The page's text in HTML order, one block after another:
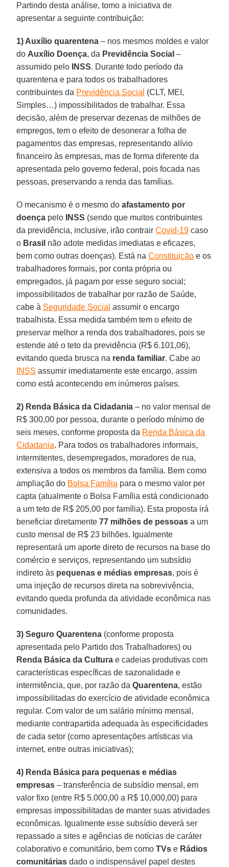
Partindo desta análise, tomo a iniciativa de
apresentar a seguinte contribuição:
1) Auxílio quarentena – nos mesmos moldes e valor
do Auxílio Doença, da Previdência Social –
assumido pelo
INSS. Durante todo período da
quarentena e para todos os trabalhadores
contribuintes da Previdência Social (CLT, MEI,
Simples…) impossibilitados de trabalhar. Essa
decisão, além de preservar dezenas de milhões de
empregos, tem o efeito de desonerar a folha de
pagamentos das empresas, representando alívio
financeiro às empresas, mas de forma diferente da
apresentada pelo governo federal, pois focada nas
pessoas, preservando a renda das famílias.
O mecanismo é o mesmo doafastamento por
doença pelo INSS (sendo que muitos contribuintes
da previdência, inclusive, irão contrairCovid-19 caso
o Brasil não adote medidas imediatas e eficazes,
bem como outras doenças). Está naConstituição e os
trabalhadores formais, por conta própria ou
empregados, já pagam por esse seguro social;
impossibilitados de trabalhar por razão de Saúde,
cabe à Seguridade Social assumir o encargo
trabalhista. Essa medida também tem o efeito de
preservar melhor a renda dos trabalhadores, pois se
estende até o teto da previdência (R$ 6.101,06),
evitando queda brusca na renda familiar. Cabe ao
INSS assumir imediatamente este encargo, assim
como está acontecendo em inúmeros países.
2) Renda Básica da Cidadania – no valor mensal de
R$ 300,00 por pessoa, durante o período mínimo de
seis meses, conforme proposta da Renda Básica da
Cidadania. Para todos os trabalhadores informais,
intermitentes, desempregados, moradores de rua,
extensiva a todos os membros da família. Bem como
ampliação do Bolsa Família para o mesmo valor per
capta (atualmente o Bolsa Família está condicionado
a um teto de R$ 205,00 por família). Esta proposta irá
beneficiar diretamente77 milhões de pessoas a um
custo mensal de R$ 23 bilhões. Igualmente
representará um aporte direto de recursos na base do
comércio e serviços, representando um subsídio
indireto às pequenas e médias empresas, pois é
uma injeção de recursos direta na sobrevivência,
evitando queda profunda da atividade econômica nas
comunidades.
3) Seguro Quarentena (conforme proposta
apresentada pelo Partido dos Trabalhadores) ou
Renda Básica da Cultura e cadeias produtivas com
características específicas de sazonalidade e
intermitência, que, por razão daQuarentena, estão
impossibilitadas do exercício de atividade econômica
regular. Com valor de um salário mínimo mensal,
mediante contrapartida adequada às especificidades
de cada setor (como apresentações artísticas via
internet, entre outras iniciativas);
4) Renda Básica para pequenas e médias
empresas – transferência de subsídio mensal, em
valor fixo (entre R$ 5.000,00 a R$ 10,000,00) para
empresas impossibilitadas de manter suas atividades
econômicas. Igualmente esse subsídio deverá ser
repassado a sites e agências de notícias de caráter
colaborativo e comunitário, bem comoTVs e Rádios
comunitárias dado o indispensável papel destes